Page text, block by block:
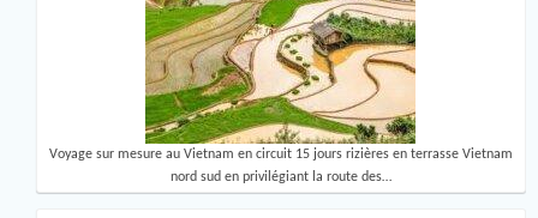
Voyage sur mesure au Vietnam en circuit 15 jours rizières en terrasse Vietnam
nord sud en privilégiant la route des…